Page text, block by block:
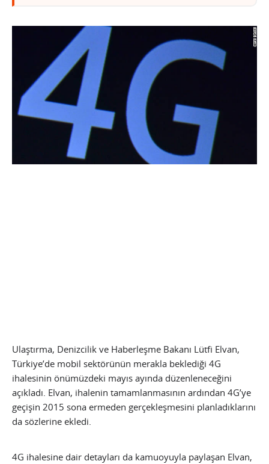
Ulaştırma, Denizcilik ve Haberleşme Bakanı Lütfi Elvan,
Türkiye’de mobil sektörünün merakla beklediği 4G
ihalesinin önümüzdeki mayıs ayında düzenleneceğini
açıkladı. Elvan, ihalenin tamamlanmasının ardından 4G’ye
geçişin 2015 sona ermeden gerçekleşmesini planladıklarını
da sözlerine ekledi.
4G ihalesine dair detayları da kamuoyuyla paylaşan Elvan,